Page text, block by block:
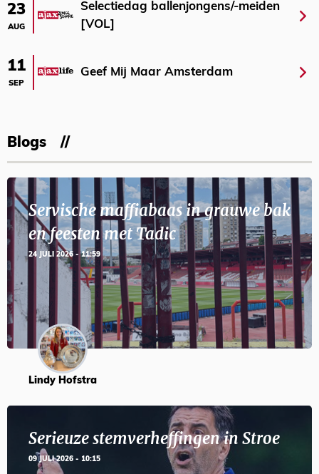
23
AUG
Selectiedag ballenjongens/-meiden
[VOL]
11
SEP
Geef Mij Maar Amsterdam
Blogs
Servische maffiabaas in grauwe bak
en feesten met Tadic
24 JULI 2026 - 11:59
Lindy Hofstra
Serieuze stemverheffingen in Stroe
09 JULI 2026 - 10:15